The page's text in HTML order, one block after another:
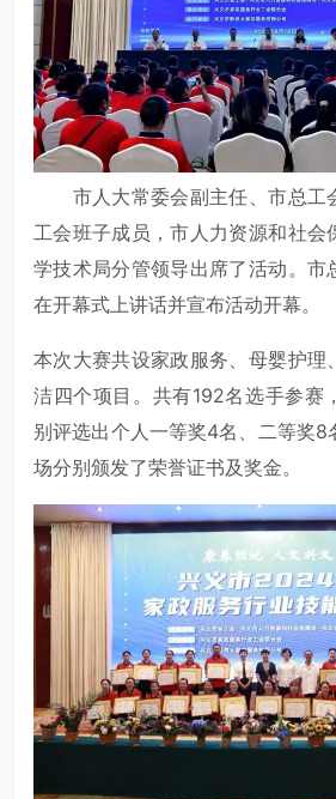
市人大常委会副主任、市总工
工会班子成员，市人力资源和社会
学技术局分管领导出席了活动。市
在开幕式上讲话并宣布活动开幕。
本次大赛共设家政服务、母婴护理
洁四个项目。共有192名选手参赛
别评选出个人一等奖4名、二等奖8
场分别颁发了荣誉证书及奖金。